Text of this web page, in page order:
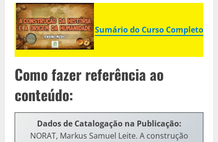
Sumário do Curso Completo
Como fazer referência ao
conteúdo:
Dados de Catalogação na Publicação:
NORAT, Markus Samuel Leite. A construção